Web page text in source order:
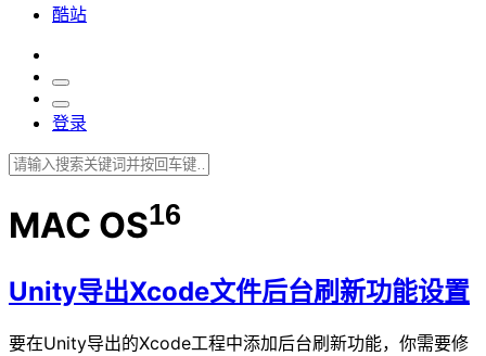
酷站
登录
MAC OS16
Unity导出Xcode文件后台刷新功能设置
要在Unity导出的Xcode工程中添加后台刷新功能，你需要修